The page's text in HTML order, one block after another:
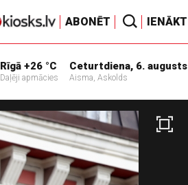
ABONĒT IENĀKT
Rīgā +26 °C
Daļēji apmācies
Ceturtdiena, 6. augusts
Aisma, Askolds